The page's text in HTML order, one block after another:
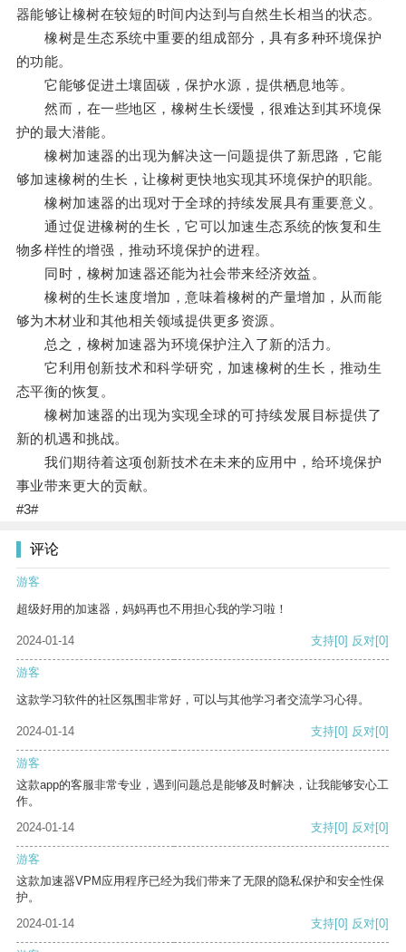
器能够让橡树在较短的时间内达到与自然生长相当的状态。
橡树是生态系统中重要的组成部分，具有多种环境保护
的功能。
它能够促进土壤固碳，保护水源，提供栖息地等。
然而，在一些地区，橡树生长缓慢，很难达到其环境保
护的最大潜能。
橡树加速器的出现为解决这一问题提供了新思路，它能
够加速橡树的生长，让橡树更快地实现其环境保护的职能。
橡树加速器的出现对于全球的持续发展具有重要意义。
通过促进橡树的生长，它可以加速生态系统的恢复和生
物多样性的增强，推动环境保护的进程。
同时，橡树加速器还能为社会带来经济效益。
橡树的生长速度增加，意味着橡树的产量增加，从而能
够为木材业和其他相关领域提供更多资源。
总之，橡树加速器为环境保护注入了新的活力。
它利用创新技术和科学研究，加速橡树的生长，推动生
态平衡的恢复。
橡树加速器的出现为实现全球的可持续发展目标提供了
新的机遇和挑战。
我们期待着这项创新技术在未来的应用中，给环境保护
事业带来更大的贡献。
#3#
评论
游客
超级好用的加速器，妈妈再也不用担心我的学习啦！
2024-01-14 支持[0] 反对[0]
游客
这款学习软件的社区氛围非常好，可以与其他学习者交流学习心得。
2024-01-14 支持[0] 反对[0]
游客
这款app的客服非常专业，遇到问题总是能够及时解决，让我能够安心工
作。
2024-01-14
支持[0] 反对[0]
游客
这款加速器VPM应用程序已经为我们带来了无限的隐私保护和安全性保
护。
2024-01-14
支持[0] 反对[0]